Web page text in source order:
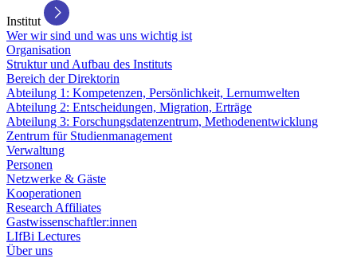
Institut
Wer wir sind und was uns wichtig ist
Organisation
Struktur und Aufbau des Instituts
Bereich der Direktorin
Abteilung 1: Kompetenzen, Persönlichkeit, Lernumwelten
Abteilung 2: Entscheidungen, Migration, Erträge
Abteilung 3: Forschungsdatenzentrum, Methodenentwicklung
Zentrum für Studienmanagement
Verwaltung
Personen
Netzwerke & Gäste
Kooperationen
Research Affiliates
Gastwissenschaftler:innen
LIfBi Lectures
Über uns